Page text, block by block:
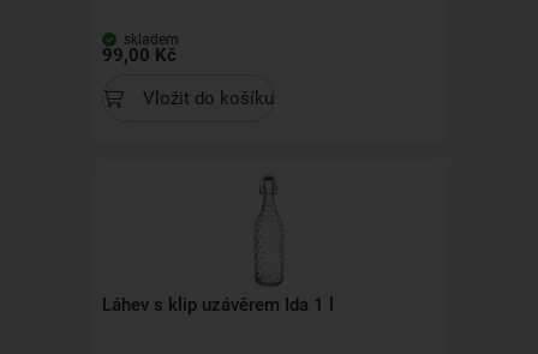
skladem
99,00 Kč
Vložit do košíku
Láhev s klip uzávěrem Ida 1 l